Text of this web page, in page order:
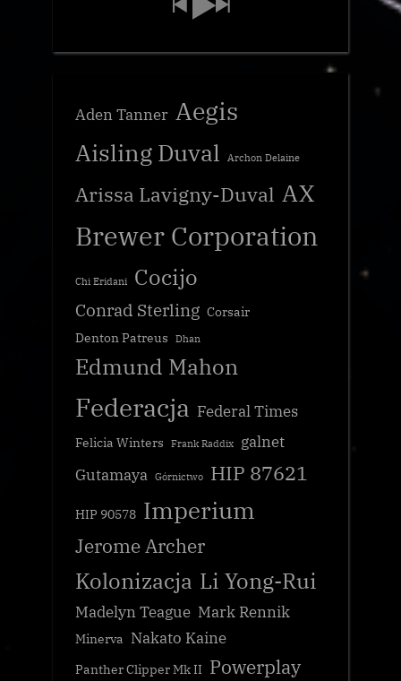
Aden Tanner Aegis
Aisling Duval Archon Delaine
Arissa Lavigny-Duval AX
Brewer Corporation
Chi Eridani Cocijo
Conrad Sterling Corsair
Denton Patreus
Dhan
Edmund Mahon
Federacja Federal Times
Felicia Winters Frank Raddix
galnet
Gutamaya Górnictwo HIP 87621
HIP 90578 Imperium
Jerome Archer
Kolonizacja Li Yong-Rui
Madelyn Teague Mark Rennik
Minerva Nakato Kaine
Panther Clipper Mk II Powerplay